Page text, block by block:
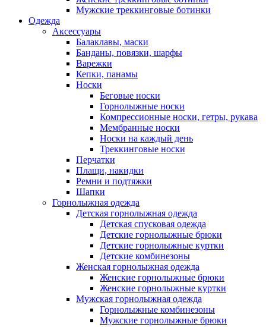
Мужские треккинговые ботинки
Одежда
Аксессуары
Балаклавы, маски
Банданы, повязки, шарфы
Варежки
Кепки, панамы
Носки
Беговые носки
Горнолыжные носки
Компрессионные носки, гетры, рукава
Мембранные носки
Носки на каждый день
Треккинговые носки
Перчатки
Плащи, накидки
Ремни и подтяжки
Шапки
Горнолыжная одежда
Детская горнолыжная одежда
Детская спусковая одежда
Детские горнолыжные брюки
Детские горнолыжные куртки
Детские комбинезоны
Женская горнолыжная одежда
Женские горнолыжные брюки
Женские горнолыжные куртки
Мужская горнолыжная одежда
Горнолыжные комбинезоны
Мужские горнолыжные брюки